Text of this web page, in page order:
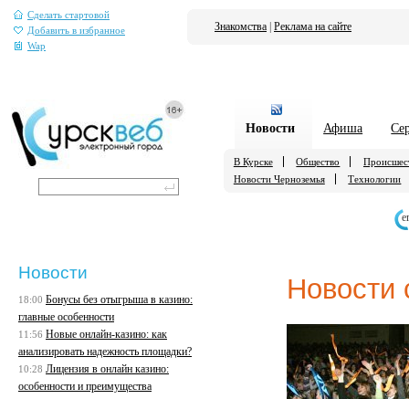
Сделать стартовой
Добавить в избранное
Wap
Знакомства Реклама на сайте
Новости Афиша
В Курске Общество
Новости Черноземья
Технологии
Новости
Новости
18:00 Бонусы без отыгрыша в казино:
главные особенности
11:56 Новые онлайн-казино: как
анализировать надежность площадки?
10:28 Лицензия в онлайн казино:
особенности и преимущества